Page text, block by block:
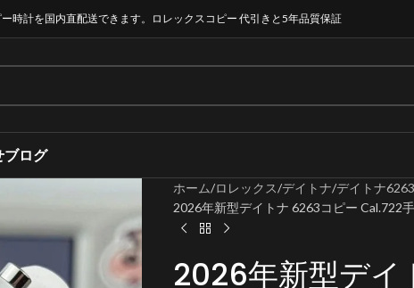
時計を国内直配送できます。ロレックスコピー 代引きと5年品質保証
ブログ
ホーム ロレックス デイトナ デイトナ6263
2026年新型デイトナ 6263コピー Cal.722
2026年新型デ